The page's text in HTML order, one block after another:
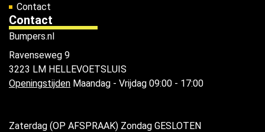
Contact
Contact
Bumpers.nl
Ravenseweg 9
3223 LM HELLEVOETSLUIS
Openingstijden Maandag - Vrijdag 09:00 - 17:00
Zaterdag (OP AFSPRAAK) Zondag GESLOTEN